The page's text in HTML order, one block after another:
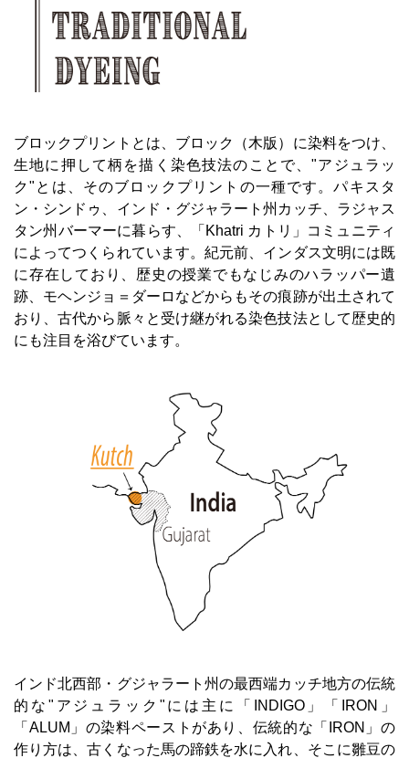
ブロックプリントとは、ブロック（木版）に染料をつけ、
生地に押して柄を描く染色技法のことで、"アジュラッ
ク"とは、そのブロックプリントの一種です。パキスタ
ン・シンドゥ、インド・グジャラート州カッチ、ラジャス
タン州バーマーに暮らす、「Khatri カトリ」コミュニティ
によってつくられています。紀元前、インダス文明には既
に存在しており、歴史の授業でもなじみのハラッパー遺
跡、モヘンジョ＝ダーロなどからもその痕跡が出土されて
おり、古代から脈々と受け継がれる染色技法として歴史的
にも注目を浴びています。
インド北西部・グジャラート州の最西端カッチ地方の伝統
的な"アジュラック"には主に「INDIGO」「IRON」
「ALUM」の染料ペーストがあり、伝統的な「IRON」の
作り方は、古くなった馬の蹄鉄を水に入れ、そこに雛豆の